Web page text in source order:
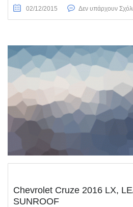
02/12/2015 Δεν υπάρχουν
Chevrolet Cruze 2016 LX,
SUNROOF